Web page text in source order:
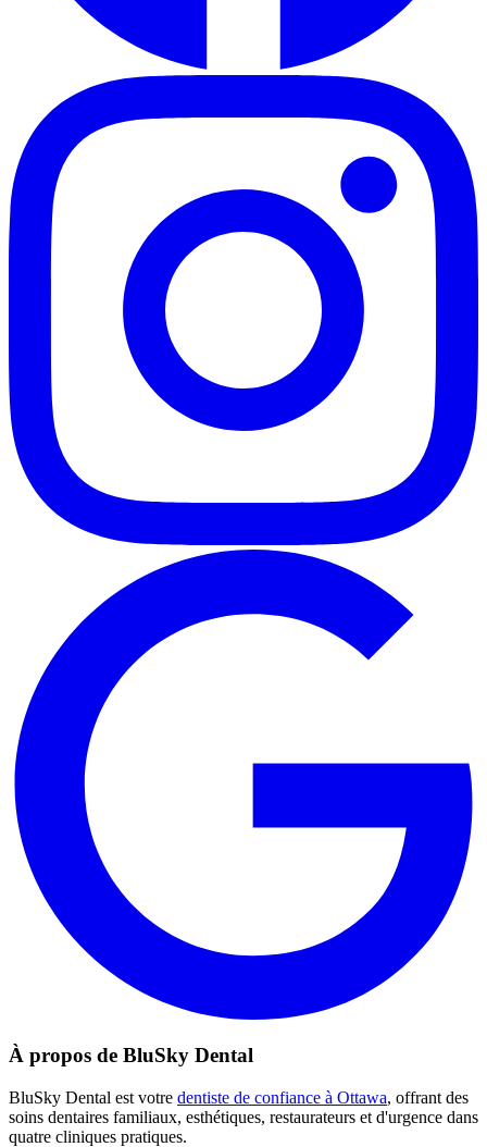
À propos de BluSky Dental
BluSky Dental est votre dentiste de confiance à Ottawa, offrant des
soins dentaires familiaux, esthétiques, restaurateurs et d'urgence dans
quatre cliniques pratiques.